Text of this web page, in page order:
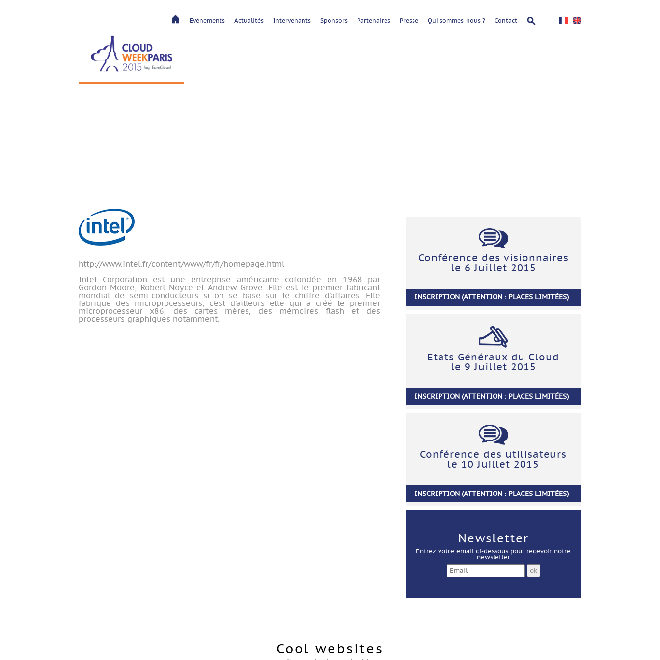
Evénements Actualités Intervenants Sponsors Partenaires Presse Qui sommes-nous ? Contact
http://www.intel.fr/content/www/fr/fr/homepage.html
Intel Corporation est une entreprise américaine cofondée en 1968 par
Gordon Moore, Robert Noyce et Andrew Grove. Elle est le premier fabricant
mondial de semi-conducteurs si on se base sur le chiffre d’affaires. Elle
fabrique des microprocesseurs, c’est d’ailleurs elle qui a créé le premier
microprocesseur x86, des cartes mères, des mémoires flash et des
processeurs graphiques notamment.
Conférence des visionnaires
le 6 Juillet 2015
INSCRIPTION (ATTENTION : PLACES LIMITÉES)
Etats Généraux du Cloud
le 9 Juillet 2015
INSCRIPTION (ATTENTION : PLACES LIMITÉES)
Conférence des utilisateurs
le 10 Juillet 2015
INSCRIPTION (ATTENTION : PLACES LIMITÉES)
Newsletter
Entrez votre email ci-dessous pour recevoir notre
newsletter
Cool websites